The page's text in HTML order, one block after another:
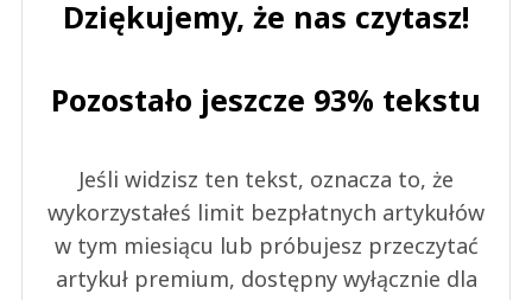
Dziękujemy, że nas czytasz!
Pozostało jeszcze 93% tekstu
Jeśli widzisz ten tekst, oznacza to, że
wykorzystałeś limit bezpłatnych artykułów
w tym miesiącu lub próbujesz przeczytać
artykuł premium, dostępny wyłącznie dla